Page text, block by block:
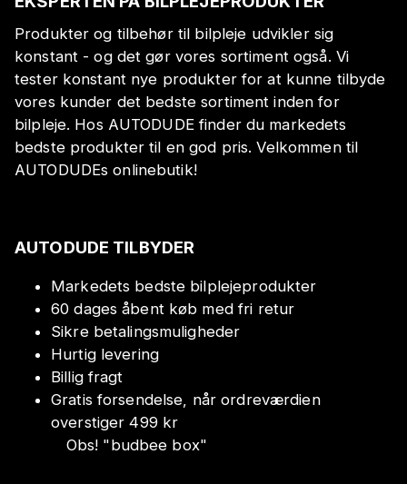
Produkter og tilbehør til bilpleje udvikler sig
konstant - og det gør vores sortiment også. Vi
tester konstant nye produkter for at kunne tilbyde
vores kunder det bedste sortiment inden for
bilpleje. Hos AUTODUDE finder du markedets
bedste produkter til en god pris. Velkommen til
AUTODUDEs onlinebutik!
AUTODUDE TILBYDER
Markedets bedste bilplejeprodukter
60 dages åbent køb med fri retur
Sikre betalingsmuligheder
Hurtig levering
Billig fragt
Gratis forsendelse, når ordreværdien
overstiger 499 kr
Obs! "budbee box"